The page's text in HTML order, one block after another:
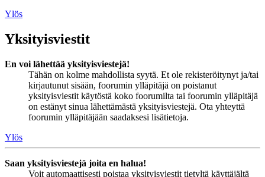
Ylös
Yksityisviestit
En voi lähettää yksityisviestejä!
Tähän on kolme mahdollista syytä. Et ole rekisteröitynyt ja/tai
kirjautunut sisään, foorumin ylläpitäjä on poistanut
yksityisviestit käytöstä koko foorumilta tai foorumin ylläpitäjä
on estänyt sinua lähettämästä yksityisviestejä. Ota yhteyttä
foorumin ylläpitäjään saadaksesi lisätietoja.
Ylös
Saan yksityisviestejä joita en halua!
Voit automaattisesti poistaa yksityisviestit tietyltä käyttäjältä